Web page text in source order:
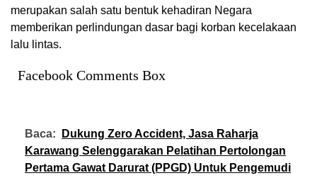
merupakan salah satu bentuk kehadiran Negara
memberikan perlindungan dasar bagi korban kecelakaan
lalu lintas.
Facebook Comments Box
Baca:
Dukung Zero Accident, Jasa Raharja
Karawang Selenggarakan Pelatihan Pertolongan
Pertama Gawat Darurat (PPGD) Untuk Pengemudi